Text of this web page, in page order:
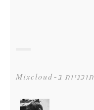
תוכניות ב-Mixcloud